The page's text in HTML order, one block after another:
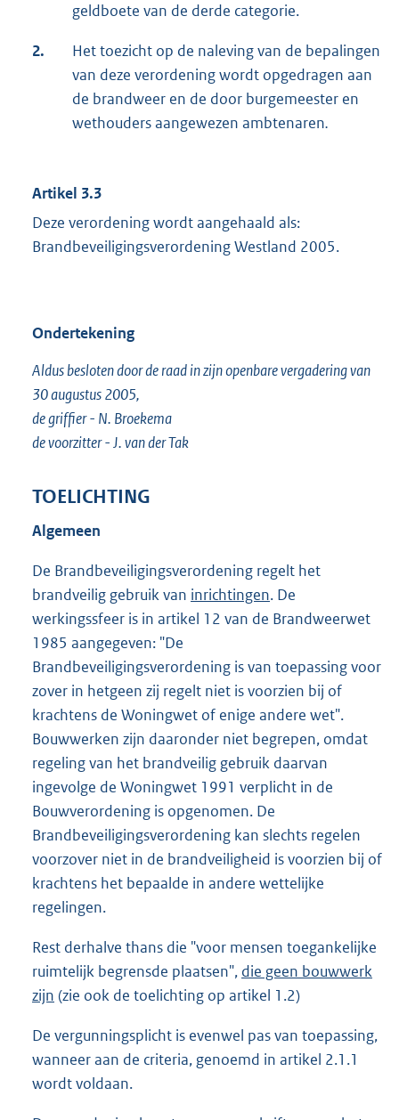
geldboete van de derde categorie.
2.
Het toezicht op de naleving van de bepalingen
van deze verordening wordt opgedragen aan
de brandweer en de door burgemeester en
wethouders aangewezen ambtenaren.
Artikel 3.3
Deze verordening wordt aangehaald als:
Brandbeveiligingsverordening Westland 2005.
Ondertekening
Aldus besloten door de raad in zijn openbare vergadering van
30 augustus 2005,
de griffier - N. Broekema
de voorzitter - J. van der Tak
TOELICHTING
Algemeen
De Brandbeveiligingsverordening regelt het
brandveilig gebruik van inrichtingen. De
werkingssfeer is in artikel 12 van de Brandweerwet
1985 aangegeven: "De
Brandbeveiligingsverordening is van toepassing voor
zover in hetgeen zij regelt niet is voorzien bij of
krachtens de Woningwet of enige andere wet".
Bouwwerken zijn daaronder niet begrepen, omdat
regeling van het brandveilig gebruik daarvan
ingevolge de Woningwet 1991 verplicht in de
Bouwverordening is opgenomen. De
Brandbeveiligingsverordening kan slechts regelen
voorzover niet in de brandveiligheid is voorzien bij of
krachtens het bepaalde in andere wettelijke
regelingen.
Rest derhalve thans die "voor mensen toegankelijke
ruimtelijk begrensde plaatsen", die geen bouwwerk
zijn (zie ook de toelichting op artikel 1.2)
De vergunningsplicht is evenwel pas van toepassing,
wanneer aan de criteria, genoemd in artikel 2.1.1
wordt voldaan.